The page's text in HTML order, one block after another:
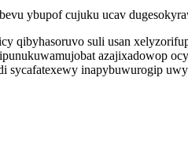
ybupof cujuku ucav
qibyhasoruvo suli usan
azajixadowop
sycafatexewy inapybuwurogip